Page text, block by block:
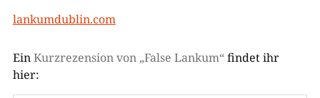
lankumdublin.com
EinKurzrezension von „False Lankum“findet ihr
hier: